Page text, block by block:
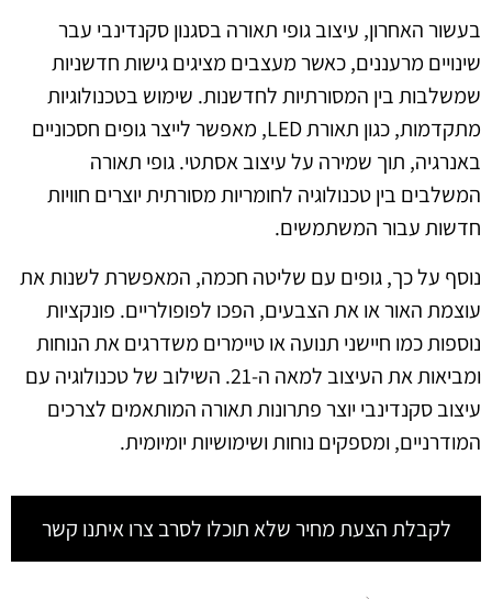
בעשור האחרון, עיצוב גופי תאורה בסגנון סקנדינבי עבר
שינויים מרעננים, כאשר מעצבים מציגים גישות חדשניות
שמשלבות בין המסורתיות לחדשנות. שימוש בטכנולוגיות
מתקדמות, כגון תאורת LED, מאפשר לייצר גופים חסכוניים
באנרגיה, תוך שמירה על עיצוב אסתטי. גופי תאורה
המשלבים בין טכנולוגיה לחומריות מסורתית יוצרים חוויות
חדשות עבור המשתמשים.
נוסף על כך, גופים עם שליטה חכמה, המאפשרת לשנות את
עוצמת האור או את הצבעים, הפכו לפופולריים. פונקציות
נוספות כמו חיישני תנועה או טיימרים משדרגים את הנוחות
ומביאות את העיצוב למאה ה-21. השילוב של טכנולוגיה עם
עיצוב סקנדינבי יוצר פתרונות תאורה המותאמים לצרכים
המודרניים, ומספקים נוחות ושימושיות יומיומית.
לקבלת הצעת מחיר שלא תוכלו לסרב צרו איתנו קשר